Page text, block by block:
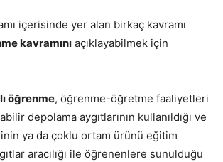
içerisinde yer alan birkaç kavramı
kavramını açıklayabilmek için
öğrenme, öğrenme-öğretme faaliyetleri
depolama aygıtlarının kullanıldığı ve
ya da çoklu ortam ürünü eğitim
aracılığı ile öğrenenlere sunulduğu